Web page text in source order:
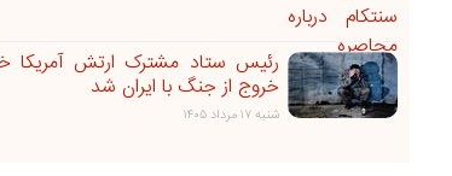
رئیس ستاد مشترک ارتش آمریکا
خروج از جنگ با ایران شد
شنبه ۱۷ مرداد ۱۴۰۵